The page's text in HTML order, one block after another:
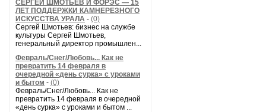
СЕРГЕЙ ШМОТЬЕВ И ФОРЭС — 15
ЛЕТ ПОДДЕРЖКИ КАМНЕРЕЗНОГО
ИСКУССТВА УРАЛА - (0)
Сергей Шмотьев: бизнес на службе
культуры Сергей Шмотьев,
генеральный директор промышлен...
Февраль/Снег/Любовь... Как не
превратить 14 февраля в
очередной «день сурка» с уроками
и бытом - (0)
Февраль/Снег/Любовь... Как не
превратить 14 февраля в очередной
«день сурка» с уроками и бытом ...